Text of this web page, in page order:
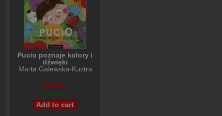
Pucio poznaje kolory i
dźwięki
Marta Galewska-Kustra
$15,95
$12,96